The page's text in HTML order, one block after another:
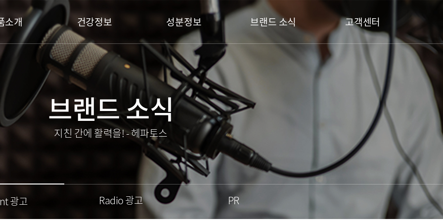
소개 건강정보 성분정보 브랜드 소식 고객센터
브랜드 소식
지친 간에 활력을! - 헤파토스
광고 Radio 광고 PR